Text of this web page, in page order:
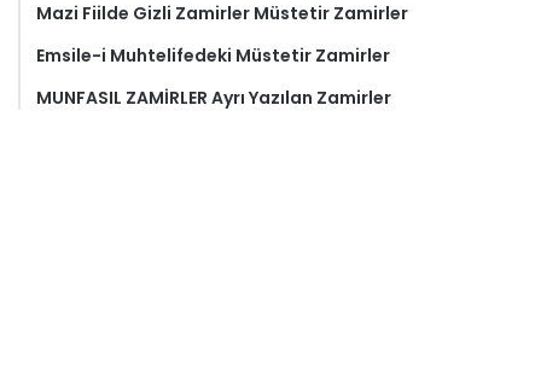
Mazi Fiilde Gizli Zamirler Müstetir Zamirler
Emsile-i Muhtelifedeki Müstetir Zamirler
MUNFASIL ZAMİRLER Ayrı Yazılan Zamirler